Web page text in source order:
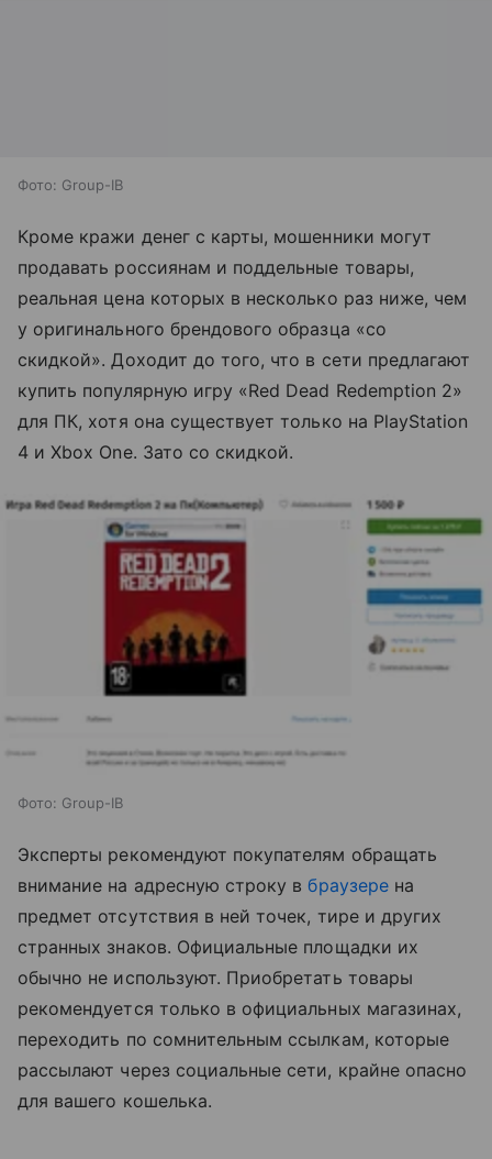
Фото: Group-IB
Кроме кражи денег с карты, мошенники могут
продавать россиянам и поддельные товары,
реальная цена которых в несколько раз ниже, чем
у оригинального брендового образца «со
скидкой». Доходит до того, что в сети предлагают
купить популярную игру «Red Dead Redemption 2»
для ПК, хотя она существует только на PlayStation
4 и Xbox One. Зато со скидкой.
Фото: Group-IB
Эксперты рекомендуют покупателям обращать
внимание на адресную строку вбраузерена
предмет отсутствия в ней точек, тире и других
странных знаков. Официальные площадки их
обычно не используют. Приобретать товары
рекомендуется только в официальных магазинах,
переходить по сомнительным ссылкам, которые
рассылают через социальные сети, крайне опасно
для вашего кошелька.